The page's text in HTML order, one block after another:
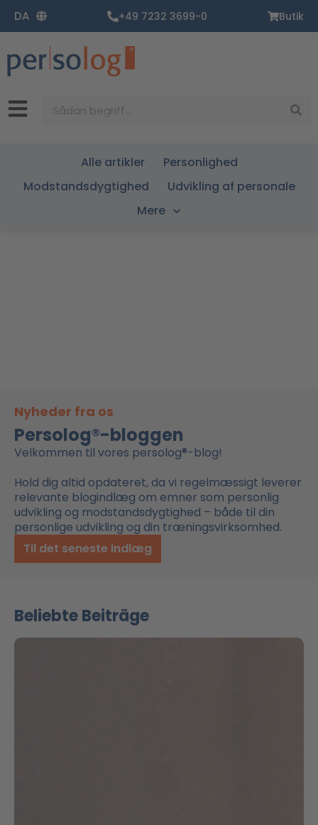
indholdet
DA +49 7232 3699-0 Butik
Alle artikler
Personlighed
Modstandsdygtighed
Udvikling af personale
Mere
Nyheder fra os
Persolog®-bloggen
Velkommen til vores persolog®-blog!
Hold dig altid opdateret, da vi regelmæssigt leverer
relevante blogindlæg om emner som personlig
udvikling og modstandsdygtighed – både til din
personlige udvikling og din træningsvirksomhed.
Til det seneste indlæg
Beliebte Beiträge